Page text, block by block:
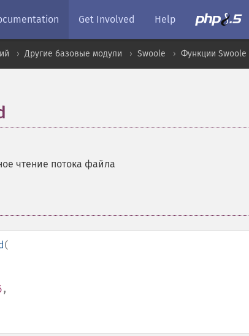
Get Involved Help
Другие базовые модули Swoole Функции Swoole
чтение потока файла
(
,